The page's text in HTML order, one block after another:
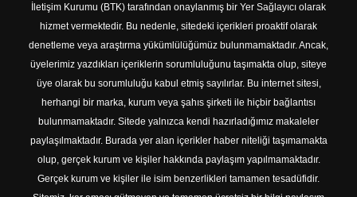
İletişim Kurumu (BTK) tarafından onaylanmış bir Yer Sağlayıcı olarak
hizmet vermektedir. Bu nedenle, sitedeki içerikleri proaktif olarak
denetleme veya araştırma yükümlülüğümüz bulunmamaktadır. Ancak,
üyelerimiz yazdıkları içeriklerin sorumluluğunu taşımakta olup, siteye
üye olarak bu sorumluluğu kabul etmiş sayılırlar. Bu internet sitesi,
herhangi bir marka, kurum veya şahıs şirketi ile hiçbir bağlantısı
bulunmamaktadır. Sitede yalnızca kendi hazırladığımız makaleler
paylaşılmaktadır. Burada yer alan içerikler haber niteliği taşımamakta
olup, gerçek kurum ve kişiler hakkında paylaşım yapılmamaktadır.
Gerçek kurum ve kişiler ile isim benzerlikleri tamamen tesadüfidir.